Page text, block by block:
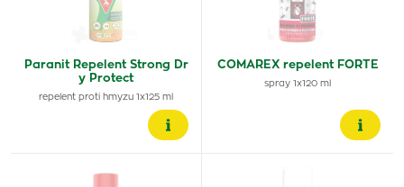
Paranit Repelent Strong Dr
y Protect
repelent proti hmyzu 1x125 ml
COMAREX repelent FORTE
spray 1x120 ml